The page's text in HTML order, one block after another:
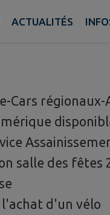
page
ACTUALITÉS
Cars
salle des fêtes
l'achat d'un vélo